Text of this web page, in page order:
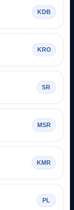
KDB
KRO
SR
MSR
KMR
PL